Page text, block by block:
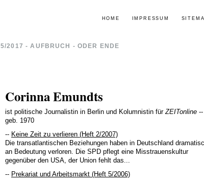
5/2017 - AUFBRUCH - ODER ENDE
HOME IMPRESSUM
Corinna Emundts
ist politische Journalistin in Berlin und Kolumnistin für ZEITonline --
geb. 1970
-- Keine Zeit zu verlieren (Heft 2/2007)
Die transatlantischen Beziehungen haben in Deutschland
an Bedeutung verloren. Die SPD pflegt eine Misstrauenskultur
gegenüber den USA, der Union fehlt das...
-- Prekariat und Arbeitsmarkt (Heft 5/2006)